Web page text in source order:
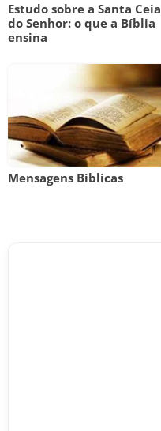
Estudo sobre a Santa Ceia
do Senhor: o que a Bíblia
ensina
Mensagens Bíblicas